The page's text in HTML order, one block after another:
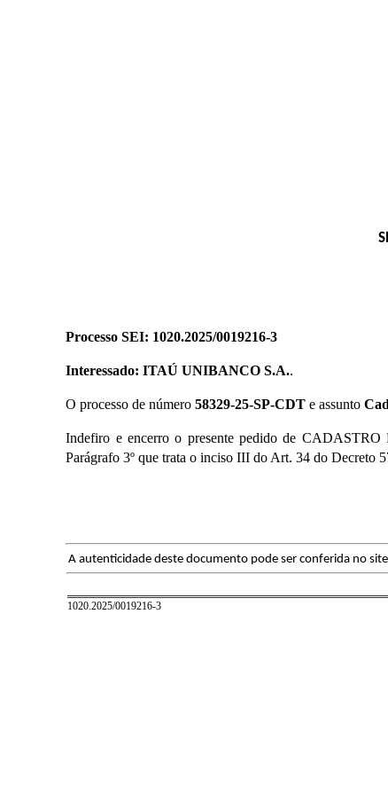
Processo SEI: 1020.2025/0019216-3
Interessado: ITAÚ UNIBANCO S.A..
O processo de número58329-25-SP-CDT e assunto
Indefiro e encerro o presente pedido de
Parágrafo 3º que trata o inciso III do Art. 34 do Decreto
A autenticidade deste documento pode ser conferida no
1020.2025/0019216-3